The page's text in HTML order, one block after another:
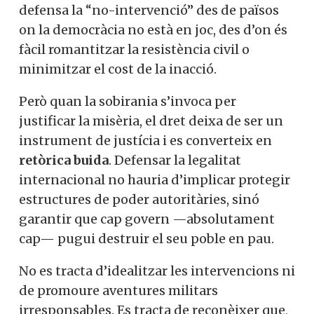
defensa la “no-intervenció” des de països
on la democràcia no està en joc, des d’on és
fàcil romantitzar la resistència civil o
minimitzar el cost de la inacció.
Però quan la sobirania s’invoca per
justificar la misèria, el dret deixa de ser un
instrument de justícia i es converteix en
retòrica buida. Defensar la legalitat
internacional no hauria d’implicar protegir
estructures de poder autoritàries, sinó
garantir que cap govern —absolutament
cap— pugui destruir el seu poble en pau.
No es tracta d’idealitzar les intervencions ni
de promoure aventures militars
irresponsables. Es tracta de reconèixer que,